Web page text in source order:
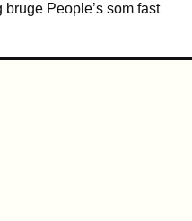
People’s som fast